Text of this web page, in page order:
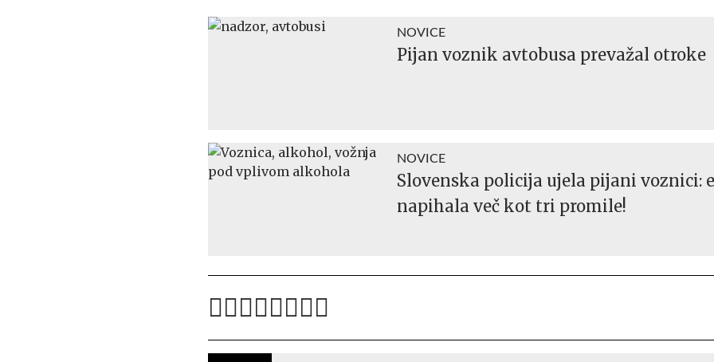
NOVICE
Pijan voznik avtobusa prevažal otroke
NOVICE
Slovenska policija ujela pijani voznici:
napihala več kot tri promile!